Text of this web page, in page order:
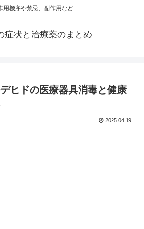
用機序や禁忌、副作用など
症状と治療薬のまとめ
ヒドの医療器具消毒と健康
2025.04.19